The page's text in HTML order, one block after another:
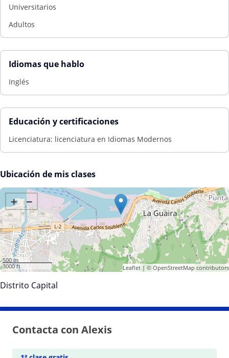
Universitarios
Adultos
Idiomas que hablo
Inglés
Educación y certificaciones
Licenciatura: licenciatura en Idiomas Modernos
Ubicación de mis clases
+ −
500 m
3000 ft
Leaflet| © OpenStreetMap contributors
Distrito Capital
Contacta con Alexis